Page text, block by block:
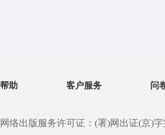
帮助 客户服务 问
网络出版服务许可证：(署)网出证(京)字